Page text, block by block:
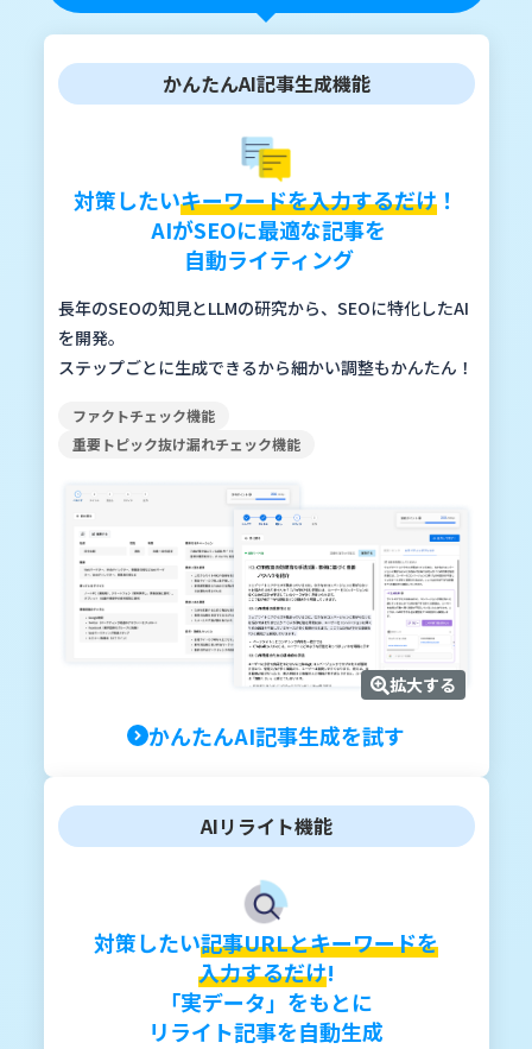
かんたんAI記事生成機能
対策したいキーワードを入力するだけ ！
AIがSEOに最適な記事を
自動ライティング
長年のSEOの知見とLLMの研究から、SEOに特化したAI
を開発。
ステップごとに生成できるから細かい調整もかんたん！
ファクトチェック機能
重要トピック抜け漏れチェック機能
かんたんAI記事生成を試す
拡大する
AIリライト機能
対策したい記事URLとキーワードを
入力するだけ!
「実データ」をもとに
リライト記事を自動生成